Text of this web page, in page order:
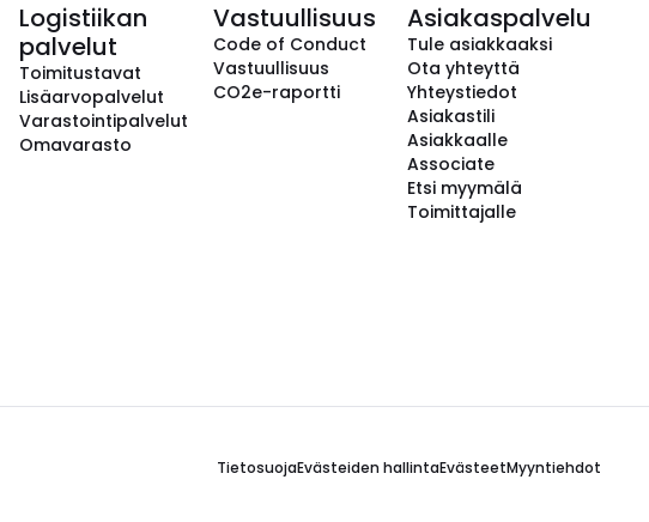
Logistiikan
palvelut
Toimitustavat
Lisäarvopalvelut
Varastointipalvelut
Omavarasto
Vastuullisuus
Code of Conduct
Vastuullisuus
CO2e-raportti
Asiakaspalvelu
Tule asiakkaaksi
Ota yhteyttä
Yhteystiedot
Asiakastili
Asiakkaalle
Associate
Etsi myymälä
Toimittajalle
TietosuojaEvästeiden hallintaEvästeetMyyntiehdot